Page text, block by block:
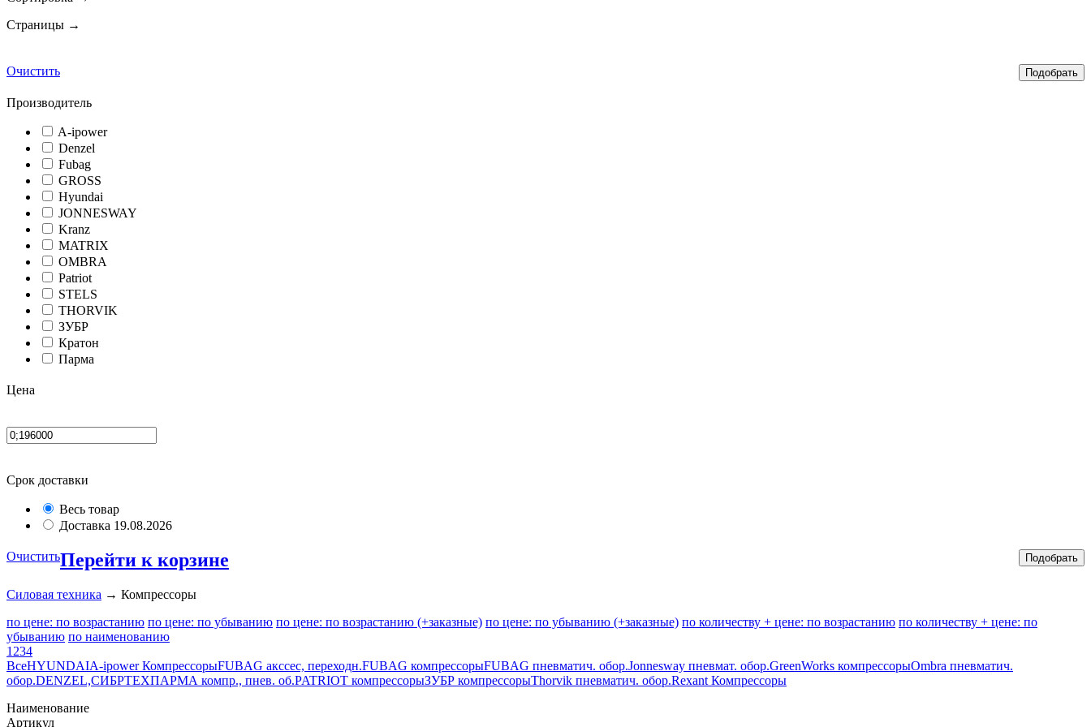
Страницы →
Очистить
Производитель
A-ipower
Denzel
Fubag
GROSS
Hyundai
JONNESWAY
Kranz
MATRIX
OMBRA
Patriot
STELS
THORVIK
ЗУБР
Кратон
Парма
Цена
Срок доставки
Весь товар
Доставка 19.08.2026
ОчиститьПерейти к корзине
Силовая техника → Компрессоры
по цене: по возрастанию по цене: по убыванию по цене: по возрастанию (+заказные) по цене: по убыванию (+заказные) по количеству + цене: по возрастанию по количеству + цене: по
убыванию по наименованию
1 234
ВсеHYUNDAIA-ipower КомпрессорыFUBAG акссес, переходн.FUBAG компрессорыFUBAG пневматич. обор.Jonnesway пневмат. обор.GreenWorks компрессорыOmbra пневматич.
обор.DENZEL,СИБРТЕХПАРМА компр., пнев. об.PATRIOT компрессорыЗУБР компрессорыThorvik пневматич. обор.Rexant Компрессоры
Наименование
Артикул